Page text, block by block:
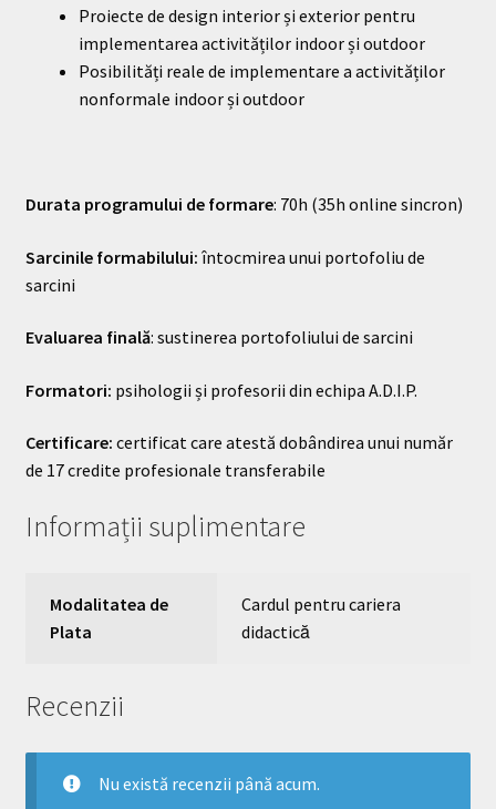
Proiecte de design interior și exterior pentru
implementarea activităților indoor și outdoor
Posibilități reale de implementare a activităților
nonformale indoor și outdoor
Durata programului de formare: 70h (35h online sincron)
Sarcinile formabilului: întocmirea unui portofoliu de
sarcini
Evaluarea finală: sustinerea portofoliului de sarcini
Formatori: psihologii și profesorii din echipa A.D.I.P.
Certificare: certificat care atestă dobândirea unui număr
de 17 credite profesionale transferabile
Informații suplimentare
Modalitatea de
Plata
Cardul pentru cariera
didactică
Recenzii
Nu există recenzii până acum.